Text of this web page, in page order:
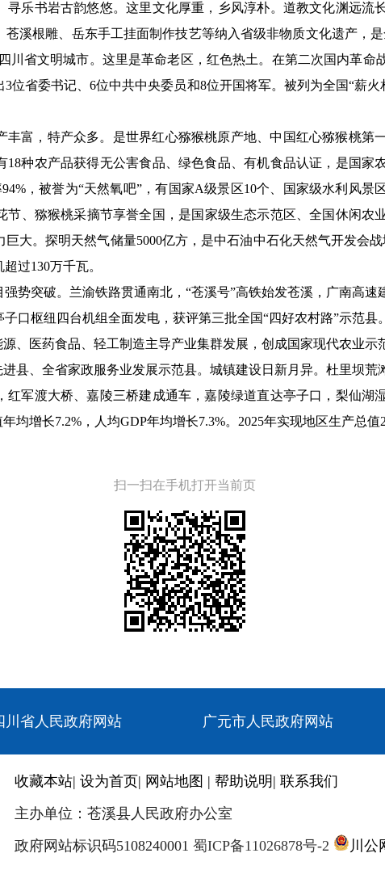
乐书岩古韵悠悠。这里文化厚重，乡风淳朴。道教文化渊远流
溪根雕、岳东手工挂面制作技艺等纳入省级非物质文化遗产，
川省文明城市。这里是革命老区，红色热土。在第二次国内革
位省委书记、6位中共中央委员和8位开国将军。被列为全国“薪
丰富，特产众多。是世界红心猕猴桃原产地、中国红心猕猴桃第
种农产品获得无公害食品、绿色食品、有机食品认证，是国家
，被誉为“天然氧吧”，有国家A级景区10个、国家级水利风景
节、猕猴桃采摘节享誉全国，是国家级生态示范区、全国休闲农
大。探明天然气储量5000亿方，是中石油中石化天然气开发会
过130万千瓦。
强势突破。兰渝铁路贯通南北，“苍溪号”高铁始发苍溪，广南高
口枢纽四台机组全面发电，获评第三批全国“四好农村路”示范县
、医药食品、轻工制造主导产业集群发展，创成国家现代农业
县、全省家政服务业发展示范县。城镇建设日新月异。杜里坝
红军渡大桥、嘉陵三桥建成通车，嘉陵绿道直达亭子口，梨仙湖
均增长7.2%，人均GDP年均增长7.3%。2025年实现地区生产总
扫一扫在手机打开当前页
川省人民政府网站 广元市人民政府网站
收藏本站| 设为首页| 网站地图 | 帮助说明 | 联系我们
主办单位：苍溪县人民政府办公室
政府网站标识码5108240001 蜀ICP备11026878号-2 川公